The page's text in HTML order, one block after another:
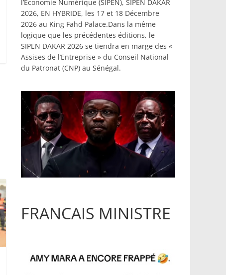
l’Economie Numérique (SIPEN), SIPEN DAKAR
2026, EN HYBRIDE, les 17 et 18 Décembre
2026 au King Fahd Palace.Dans la même
logique que les précédentes éditions, le
SIPEN DAKAR 2026 se tiendra en marge des «
Assises de l’Entreprise » du Conseil National
du Patronat (CNP) au Sénégal.
FRANCAIS MINISTRE